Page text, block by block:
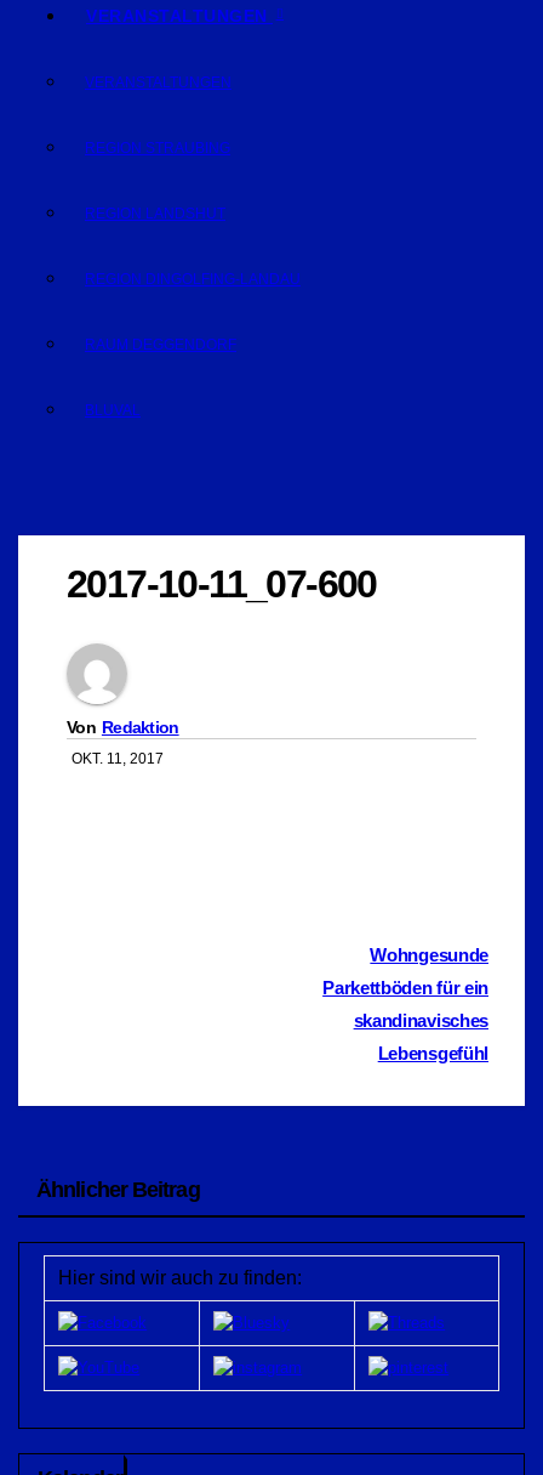
VERANSTALTUNGEN
VERANSTALTUNGEN
REGION STRAUBING
REGION LANDSHUT
REGION DINGOLFING-LANDAU
RAUM DEGGENDORF
BLUVAL
2017-10-11_07-600
Von Redaktion
OKT. 11, 2017
BeitragsnavigationWohngesunde
Parkettböden für ein
skandinavisches
Lebensgefühl
Ähnlicher Beitrag
Hier sind wir auch zu finden: